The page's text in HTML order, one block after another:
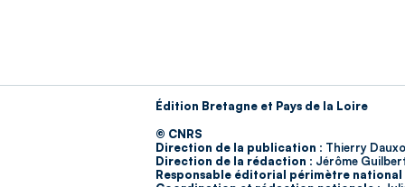
Édition Bretagne et Pays de la Loire
© CNRS
Direction de la publication : Thierry
Direction de la rédaction : Jérôme
Responsable éditorial périmètre national